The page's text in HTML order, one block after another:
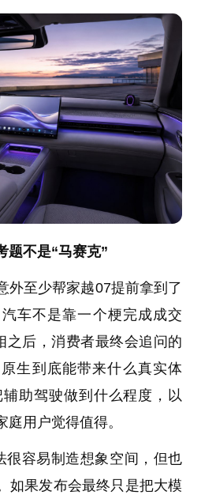
题不是“马赛克”
外至少帮家越07提前拿到了
车不是靠一个梗完成成交
之后，消费者最终会追问的
生到底能带来什么真实体
助驾驶做到什么程度，以
用户觉得值得。
很容易制造想象空间，但也
如果发布会最终只是把大模